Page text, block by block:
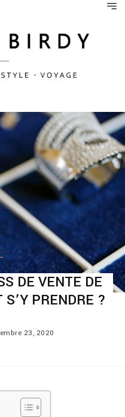
DE VENTE DE
PRENDRE ?
23, 2020